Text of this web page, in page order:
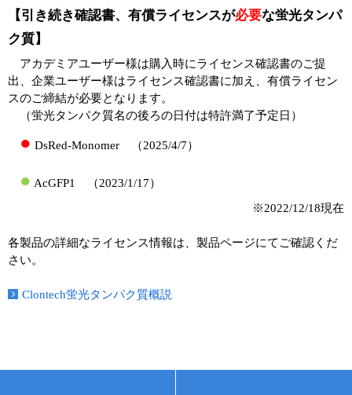
【引き続き確認書、有償ライセンスが必要な蛍光タンパ
ク質】
アカデミアユーザー様は購入時にライセンス確認書のご提
出、企業ユーザー様はライセンス確認書に加え、有償ライセン
スのご締結が必要となります。
（蛍光タンパク質名の後ろの日付は特許満了予定日）
● DsRed-Monomer （2025/4/7）
● AcGFP1 （2023/1/17）
※2022/12/18現在
各製品の詳細なライセンス情報は、製品ページにてご確認くだ
さい。
Clontech蛍光タンパク質概説